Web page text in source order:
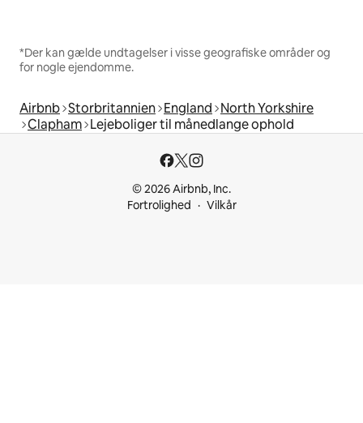
*Der kan gælde undtagelser i visse geografiske områder og
for nogle ejendomme.
Airbnb Storbritannien England North Yorkshire
Clapham Lejeboliger til månedlange ophold
© 2026 Airbnb, Inc.
Fortrolighed
Vilkår